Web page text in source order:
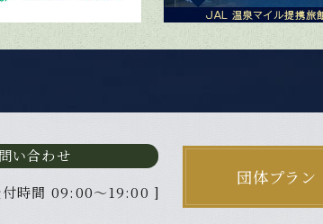
い合わせ
時間 09:00～19:00 ]
団体プラン